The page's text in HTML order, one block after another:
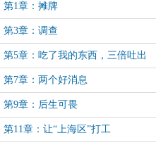
第1章：摊牌
第3章：调查
第5章：吃了我的东西，三倍吐出
来！（中）
第7章：两个好消息
第9章：后生可畏
第11章：让“上海区”打工